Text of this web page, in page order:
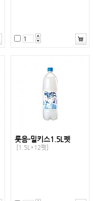
롯음-밀키스1.5L펫
[1.5L*12펫]